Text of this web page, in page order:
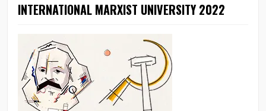
INTERNATIONAL MARXIST UNIVERSITY 2022